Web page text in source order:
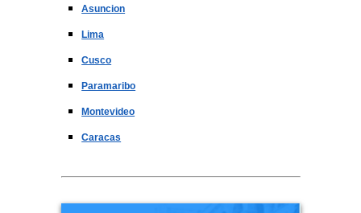
Asuncion
Lima
Cusco
Paramaribo
Montevideo
Caracas